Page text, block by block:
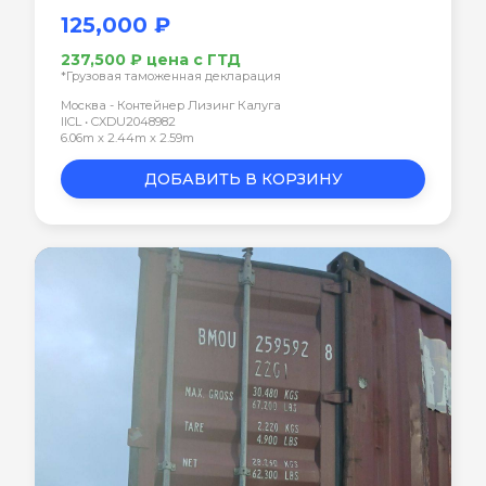
125,000 ₽
237,500 ₽ цена с ГТД
*Грузовая таможенная декларация
Москва - Контейнер Лизинг Калуга
IICL • CXDU2048982
6.06m x 2.44m x 2.59m
ДОБАВИТЬ В КОРЗИНУ